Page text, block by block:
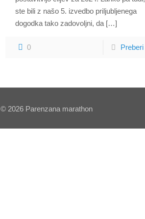
ste bili z našo 5. izvedbo priljubljenega
dogodka tako zadovoljni, da[…]
0
© 2026 Parenzana marathon